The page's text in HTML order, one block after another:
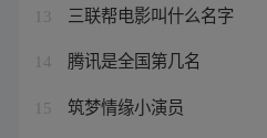
13 三联帮电影叫什么名字
14 腾讯是全国第几名
15 筑梦情缘小演员